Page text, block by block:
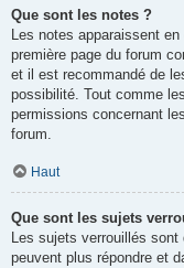
Que sont les notes ?
Les notes apparaissent
première page du forum
et il est recommandé de
possibilité. Tout comme
permissions concernant
forum.
Haut
Que sont les sujets
Les sujets verrouillés
peuvent plus répondre et